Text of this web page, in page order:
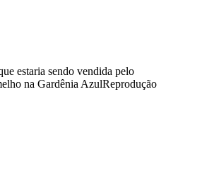
estaria sendo vendida pelo
na Gardênia AzulReprodução